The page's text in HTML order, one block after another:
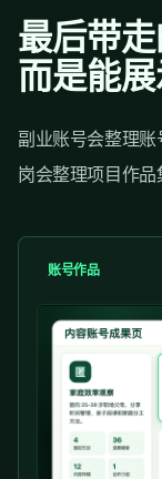
最后带走
而是能展
副业账号会整理
岗会整理项目作品
账号作品